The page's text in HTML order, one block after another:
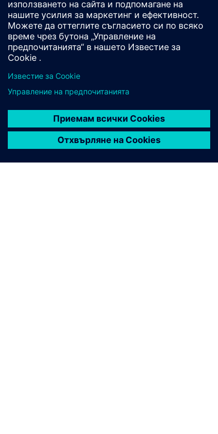
използвайки усъвършенствани възможности,
интегрирани с инструменти за подготовка на
модели на части.